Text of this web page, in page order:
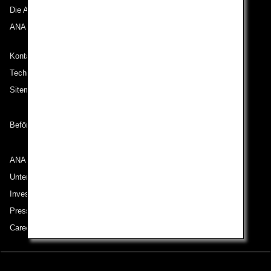
Die ANA Experience
ANA Mileage Club
Kontakt zu ANA
Technische Hilfe (Barrierefreiheit)
Sitemap
Beförderungsbedingungen
ANA Group
Unternehmen der ANA Group
Investor Relations
Pressemeldungen
Careers (English Only)